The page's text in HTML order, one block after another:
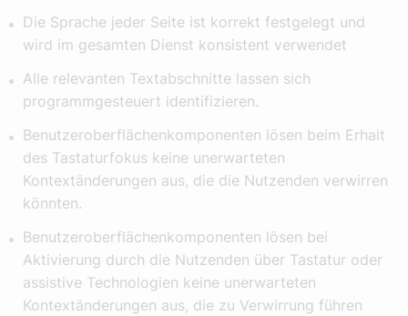
Die Sprache jeder Seite ist korrekt festgelegt und
wird im gesamten Dienst konsistent verwendet
Alle relevanten Textabschnitte lassen sich
programmgesteuert identifizieren.
Benutzeroberflächenkomponenten lösen beim Erhalt
des Tastaturfokus keine unerwarteten
Kontextänderungen aus, die die Nutzenden verwirren
könnten.
Benutzeroberflächenkomponenten lösen bei
Aktivierung durch die Nutzenden über Tastatur oder
assistive Technologien keine unerwarteten
Kontextänderungen aus, die zu Verwirrung führen